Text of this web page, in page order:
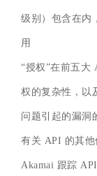
级别）包含在内
用
“授权”在前五大
权的复杂性，以
问题引起的漏洞
有关 API 的其他
Akamai 跟踪